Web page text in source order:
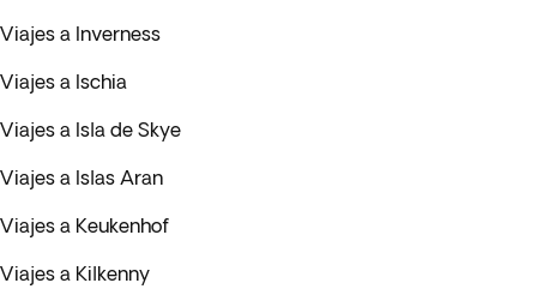
Viajes a Inverness
Viajes a Ischia
Viajes a Isla de Skye
Viajes a Islas Aran
Viajes a Keukenhof
Viajes a Kilkenny